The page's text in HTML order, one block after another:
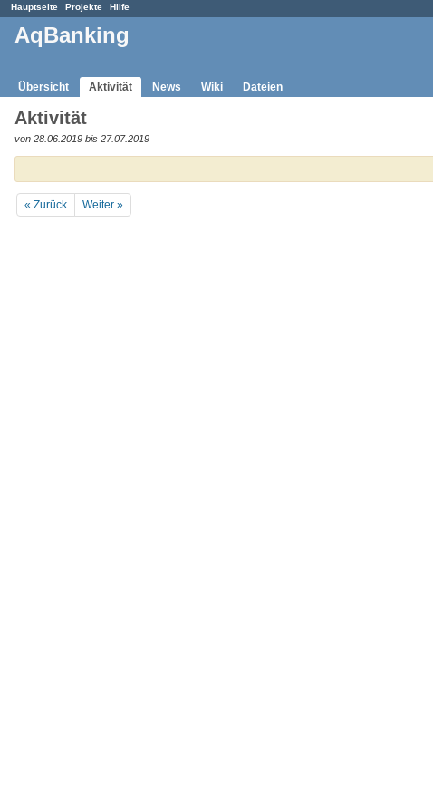
Hauptseite Projekte Hilfe
AqBanking
Übersicht Aktivität News Wiki Dateien
Aktivität
von 28.06.2019 bis 27.07.2019
« Zurück Weiter »